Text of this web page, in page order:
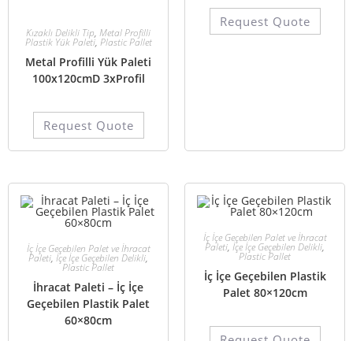
Kızaklı Delikli Tip, Metal Profilli
Plastik Yük Paleti, Plastic Pallet
Metal Profilli Yük Paleti
100x120cmD 3xProfil
Request Quote
Request Quote
İç İçe Geçebilen Palet ve İhracat
Paleti, İçe İçe Geçebilen Delikli,
Plastic Pallet
İhracat Paleti – İç İçe
Geçebilen Plastik Palet
60×80cm
İç İçe Geçebilen Palet ve İhracat
Paleti, İçe İçe Geçebilen Delikli,
Plastic Pallet
İç İçe Geçebilen Plastik
Palet 80×120cm